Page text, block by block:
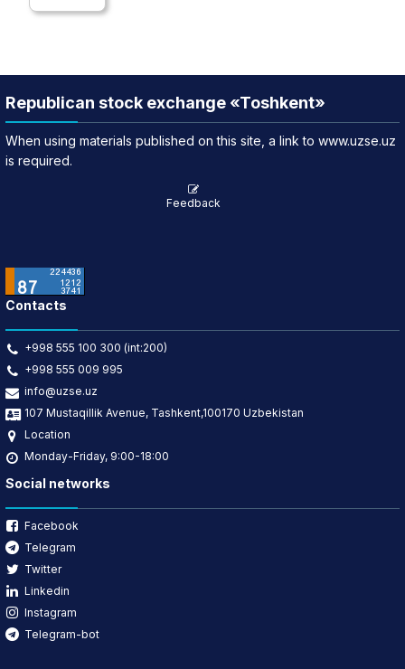
Republican stock exchange «Toshkent»
When using materials published on this site, a link to www.uzse.uz
is required.
Feedback
Contacts
+998 555 100 300 (int:200)
+998 555 009 995
info@uzse.uz
107 Mustaqillik Avenue, Tashkent,100170 Uzbekistan
Location
Monday-Friday, 9:00-18:00
Social networks
Facebook
Telegram
Twitter
Linkedin
Instagram
Telegram-bot